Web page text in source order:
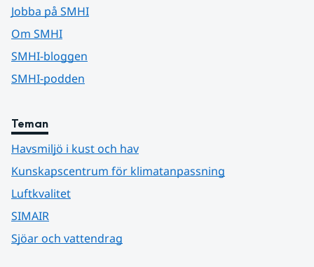
Jobba på SMHI
Om SMHI
SMHI-bloggen
SMHI-podden
Teman
Havsmiljö i kust och hav
Kunskapscentrum för klimatanpassning
Luftkvalitet
SIMAIR
Sjöar och vattendrag